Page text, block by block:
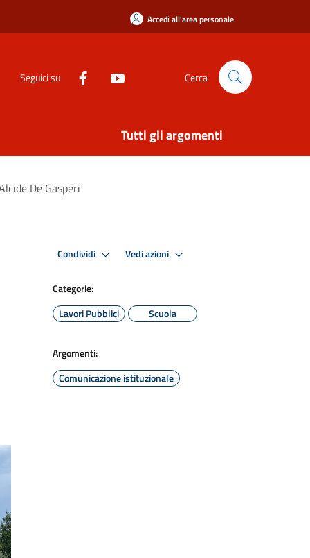
Accedi all'area personale
Seguici su Cerca
Tutti gli argomenti
De Gasperi
Condividi Vedi azioni
Categorie:
Lavori Pubblici
Scuola
Argomenti:
Comunicazione istituzionale